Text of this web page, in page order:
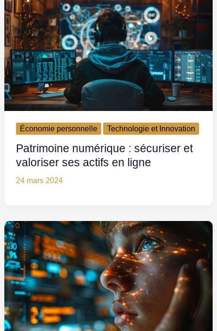
Économie personnelle Technologie et Innovation
Patrimoine numérique : sécuriser et
valoriser ses actifs en ligne
24 mars 2024